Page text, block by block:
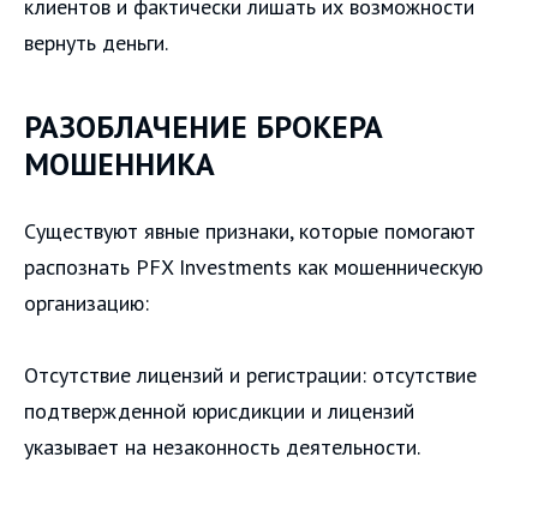
клиентов и фактически лишать их возможности
вернуть деньги.
РАЗОБЛАЧЕНИЕ БРОКЕРА
МОШЕННИКА
Существуют явные признаки, которые помогают
распознать PFX Investments как мошенническую
организацию:
Отсутствие лицензий и регистрации: отсутствие
подтвержденной юрисдикции и лицензий
указывает на незаконность деятельности.